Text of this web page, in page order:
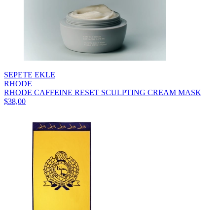
SEPETE EKLE
RHODE
RHODE CAFFEINE RESET SCULPTING CREAM MASK
$38,00